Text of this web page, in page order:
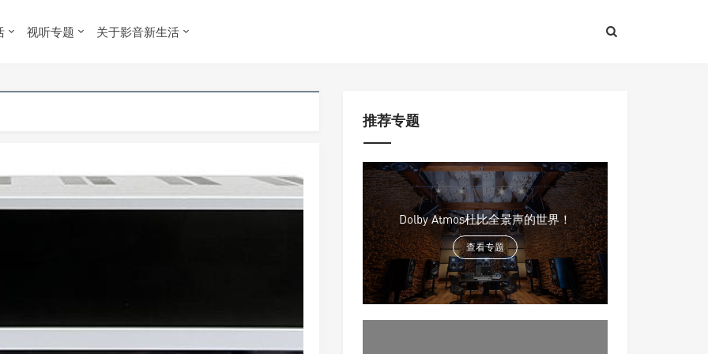
视听专题 关于影音新生活
推荐专题
Dolby Atmos杜比全景声的世界！
查看专题